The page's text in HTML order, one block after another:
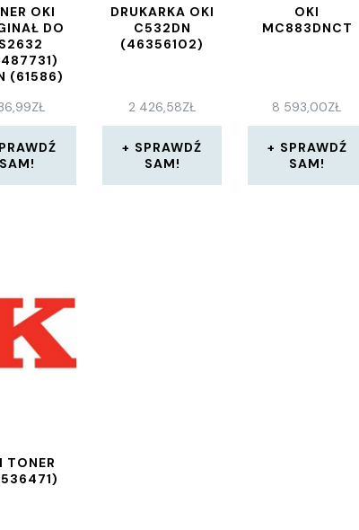
OKI
DO
(61586)
ZŁ
SAM!
DRUKARKA OKI
C532DN
(46356102)
2 426,58ZŁ
SPRAWDŹ
SAM!
OKI
MC883DNCT
8 593,00ZŁ
SPRAWDŹ
SAM!
TONER